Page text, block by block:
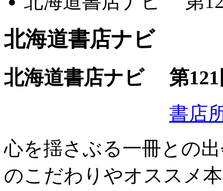
北海道書店ナビ
北海道書店ナビ 第
書店
心を揺さぶる一冊との
のこだわりやオススメ